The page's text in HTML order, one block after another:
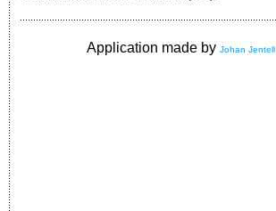
Application made by Johan Jentell